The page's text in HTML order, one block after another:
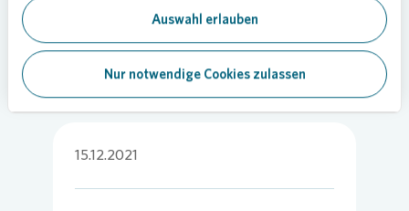
Auswahl erlauben
Nur notwendige Cookies zulassen
15.12.2021